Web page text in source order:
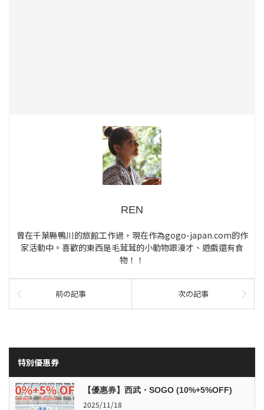
REN
曾在千葉縣鴨川的旅館工作過，現在作為gogo-japan.com的作
家活動中。喜歡的東西是毛茸茸的小動物跟漫才、遊戲還有食
物！！
前の記事 次の記事
特別優惠券
【優惠券】西武・SOGO (10%+5%OFF)
2025/11/18